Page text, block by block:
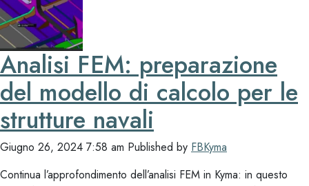
Analisi FEM: preparazione
del modello di calcolo per le
strutture navali
Giugno 26, 2024 7:58 am Published by FBKyma
Continua l’approfondimento dell’analisi FEM in Kyma: in questo